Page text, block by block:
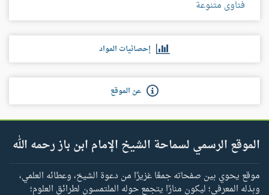
فتاوى متنوعة
إحصائيات المواد
عن الموقع
الموقع الرسمي لسماحة الشيخ الإمام ابن باز رحمه الله
موقع يحوي بين صفحاته جمعًا غزيرًا من دعوة الشيخ، وعطائه العلمي،
وبذله المعرفي؛ ليكون منارًا يتجمع حوله الملتمسون لطرائق العلوم؛